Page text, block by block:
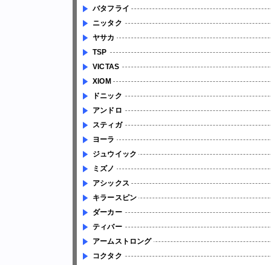
バタフライ
ニッタク
ヤサカ
TSP
VICTAS
XIOM
ドニック
アンドロ
スティガ
ヨーラ
ジュウイック
ミズノ
アシックス
キラースピン
ダーカー
ティバー
アームストロング
コクタク